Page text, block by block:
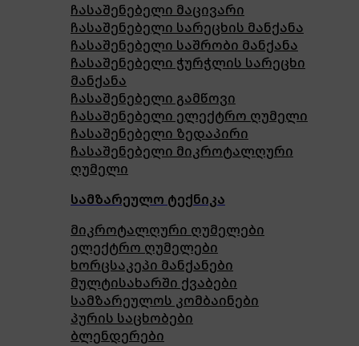
ჩასაშენებელი მაცივარი
ჩასაშენებელი სარეცხის მანქანა
ჩასაშენებელი საშრობი მანქანა
ჩასაშენებელი ჭურჭლის სარეცხი
მანქანა
ჩასაშენებელი გამწოვი
ჩასაშენებელი ელექტრო ღუმელი
ჩასაშენებელი ზედაპირი
ჩასაშენებელი მიკროტალღური
ღუმელი
სამზარეულო ტექნიკა
მიკროტალღური ღუმელები
ელექტრო ღუმელები
ხორცსაკეპი მანქანები
მულტისახარში ქვაბები
სამზარეულოს კომბაინები
პურის საცხობები
ბლენდერები